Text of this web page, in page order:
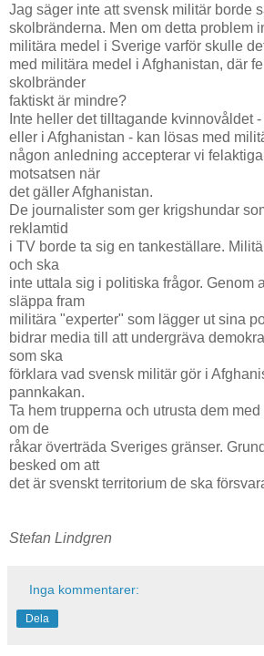
Jag säger inte att svensk militär borde
skolbränderna. Men om detta problem
militära medel i Sverige varför skulle
med militära medel i Afghanistan, där
skolbränder
faktiskt är mindre?
Inte heller det tilltagande kvinnovåldet
eller i Afghanistan - kan lösas med
någon anledning accepterar vi
motsatsen när
det gäller Afghanistan.
De journalister som ger krigshundar
reklamtid
i TV borde ta sig en tankeställare.
och ska
inte uttala sig i politiska frågor. Genom
släppa fram
militära "experter" som lägger ut sina
bidrar media till att undergräva
som ska
förklara vad svensk militär gör i
pannkakan.
Ta hem trupperna och utrusta dem
om de
råkar överträda Sveriges gränser.
besked om att
det är svenskt territorium de ska
Stefan Lindgren
Inga kommentarer:
Dela